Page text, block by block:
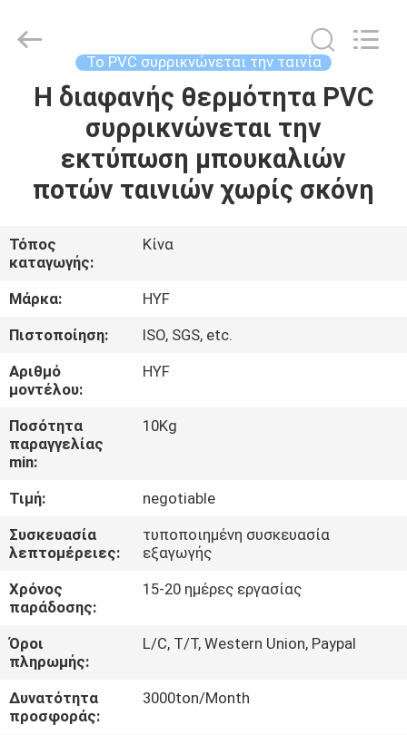
ΣΠΊΤΙ
ΠΡΟΪΌΝΤΑ
ΠΕΡΊΠΟΥ
ΕΜΕΊΣ
ΓΎΡΟΣ
ΕΡΓΟΣΤΑΣΊΩΝ
ΠΟΙΟΤΙΚΌΣ
ΜΑΣ
ΕΛΆΤΕ
ΣΕ
ΕΠΑΦΉ
ΜΕ
ΕΙΔΉΣΕΙΣ
Packaging
Το PVC συρρικνώνεται την ταινία
Η διαφανής θερμότητα PVC
συρρικνώνεται την
εκτύπωση μπουκαλιών
ποτών ταινιών χωρίς σκόνη
Τόπος
καταγωγής:
Κίνα
Μάρκα:
HYF
Πιστοποίηση:
ISO, SGS, etc.
Αριθμό
μοντέλου:
HYF
Ποσότητα
παραγγελίας
min:
10Kg
Τιμή:
negotiable
Συσκευασία
λεπτομέρειες:
τυποποιημένη συσκευασία
εξαγωγής
Χρόνος
παράδοσης:
15-20 ημέρες εργασίας
Όροι
πληρωμής:
L/C, T/T, Western Union, Paypal
Δυνατότητα
προσφοράς:
3000ton/Month